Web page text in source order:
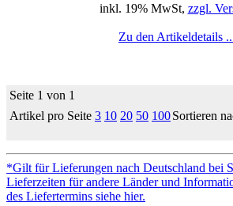
inkl. 19% MwSt, zzgl.
Zu den Artikeldetails
Seite 1 von 1
Artikel pro Seite 3 10 20 50 100Sortieren
*Gilt für Lieferungen nach Deutschland bei
Lieferzeiten für andere Länder und
des Liefertermins siehe hier.